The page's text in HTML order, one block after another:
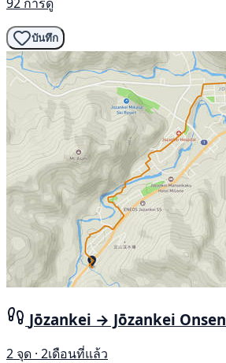
บันทึก
Jōzankei → Jōzankei Onsen
2 จุด · 2เดือนที่แล้ว